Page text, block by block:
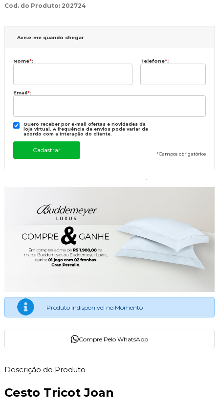
Cod. do Produto: 202724
Avise-me quando chegar
Nome*: Telefone*:
Email*:
Quero receber por e-mail ofertas e novidades da
loja virtual. A frequência de envios pode variar de
acordo com a interação do cliente.
*Campos obrigatórios
Produto Indisponível no Momento
Compre Pelo WhatsApp
Descrição do Produto
Cesto Tricot Joan